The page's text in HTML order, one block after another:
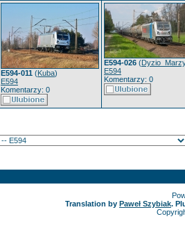
E594-011 (Kuba)
E594
Komentarzy: 0
E594-026 (
E594
Komentarzy: 0
Translation by Paweł Szybiak.